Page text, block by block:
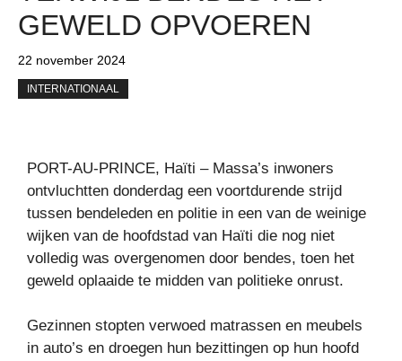
GEWELD OPVOEREN
22 november 2024
INTERNATIONAAL
PORT-AU-PRINCE, Haïti – Massa’s inwoners
ontvluchtten donderdag een voortdurende strijd
tussen bendeleden en politie in een van de weinige
wijken van de hoofdstad van Haïti die nog niet
volledig was overgenomen door bendes, toen het
geweld oplaaide te midden van politieke onrust.
Gezinnen stopten verwoed matrassen en meubels
in auto’s en droegen hun bezittingen op hun hoofd